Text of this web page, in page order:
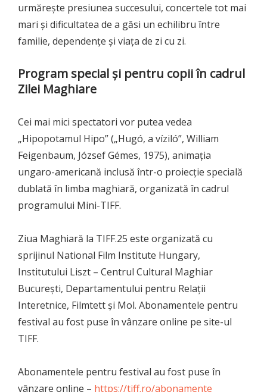
urmărește presiunea succesului, concertele tot mai
mari și dificultatea de a găsi un echilibru între
familie, dependențe și viața de zi cu zi.
Program special și pentru copii în cadrul
Zilei Maghiare
Cei mai mici spectatori vor putea vedea
„Hipopotamul Hipo” („Hugó, a víziló”, William
Feigenbaum, József Gémes, 1975), animația
ungaro-americană inclusă într-o proiecție specială
dublată în limba maghiară, organizată în cadrul
programului Mini-TIFF.
Ziua Maghiară la TIFF.25 este organizată cu
sprijinul National Film Institute Hungary,
Institutului Liszt – Centrul Cultural Maghiar
București, Departamentului pentru Relații
Interetnice, Filmtett și Mol. Abonamentele pentru
festival au fost puse în vânzare online pe site-ul
TIFF.
Abonamentele pentru festival au fost puse în
vânzare online – https://tiff.ro/abonamente